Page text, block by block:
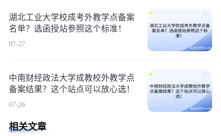
湖北工业大学校成考外教学点备案
名单？选函授站参照这个标准！
07-27
中南财经政法大学成教校外教学点
备案结果？这个站点可以放心选！
07-26
相关文章